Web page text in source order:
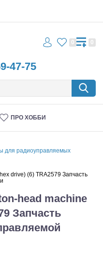
47-75
0 0
ПРО ХОББИ
для радиоуправляемых
drive) (6) TRA2579 Запчасть
head machine
Запчасть